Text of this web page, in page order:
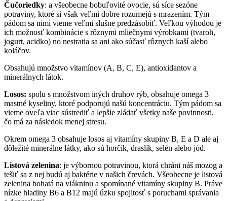
Čučoriedky: a všeobecne bobuľovité ovocie, sú síce sezóne
potraviny, ktoré si však veľmi dobre rozumejú s mrazením. Tým
pádom sa nimi vieme veľmi slušne predzásobiť. Veľkou výhodou je
ich možnosť kombinácie s rôznymi mliečnymi výrobkami (tvaroh,
jogurt, acidko) no nestratia sa ani ako súčasť rôznych kaší alebo
koláčov.
Obsahujú množstvo vitamínov (A, B, C, E), antioxidantov a
minerálnych látok.
Losos: spolu s množstvom iných druhov rýb, obsahuje omega 3
mastné kyseliny, ktoré podporujú našú koncentráciu. Tým pádom sa
vieme oveľa viac sústrediť a lepšie zládať všetky naše povinnosti,
čo má za následok menej stresu.
Okrem omega 3 obsahuje losos aj vitamíny skupiny B, E a D ale aj
dôležité minerálne látky, ako sú horčík, draslík, selén alebo jód.
Listová zelenina: je výbornou potravinou, ktorá chráni náš mozog a
tešiť sa z nej budú aj baktérie v našich črevách. Všeobecne je listová
zelenina bohatá na vlákninu a spomínané vitamíny skupiny B. Práve
nízke hladiny B6 a B12 majú úzku spojitosť s poruchami správania